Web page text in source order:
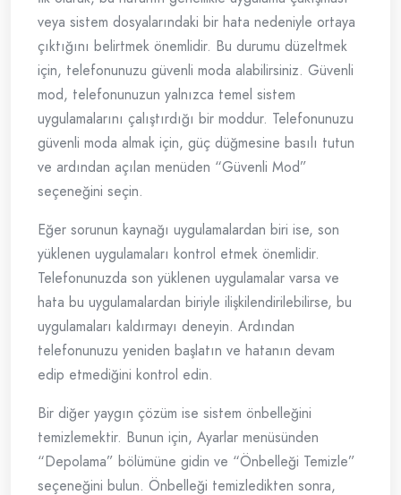
veya sistem dosyalarındaki bir hata nedeniyle ortaya
çıktığını belirtmek önemlidir. Bu durumu düzeltmek
için, telefonunuzu güvenli moda alabilirsiniz. Güvenli
mod, telefonunuzun yalnızca temel sistem
uygulamalarını çalıştırdığı bir moddur. Telefonunuzu
güvenli moda almak için, güç düğmesine basılı tutun
ve ardından açılan menüden “Güvenli Mod”
seçeneğini seçin.
Eğer sorunun kaynağı uygulamalardan biri ise, son
yüklenen uygulamaları kontrol etmek önemlidir.
Telefonunuzda son yüklenen uygulamalar varsa ve
hata bu uygulamalardan biriyle ilişkilendirilebilirse, bu
uygulamaları kaldırmayı deneyin. Ardından
telefonunuzu yeniden başlatın ve hatanın devam
edip etmediğini kontrol edin.
Bir diğer yaygın çözüm ise sistem önbelleğini
temizlemektir. Bunun için, Ayarlar menüsünden
“Depolama” bölümüne gidin ve “Önbelleği Temizle”
seçeneğini bulun. Önbelleği temizledikten sonra,